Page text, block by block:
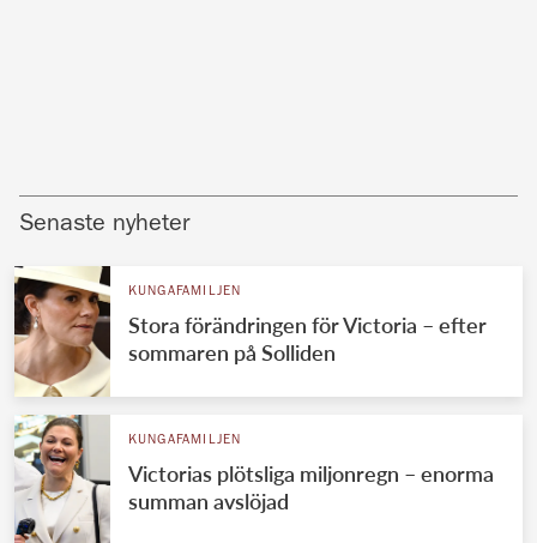
Senaste nyheter
KUNGAFAMILJEN
Stora förändringen för Victoria – efter
sommaren på Solliden
KUNGAFAMILJEN
Victorias plötsliga miljonregn – enorma
summan avslöjad